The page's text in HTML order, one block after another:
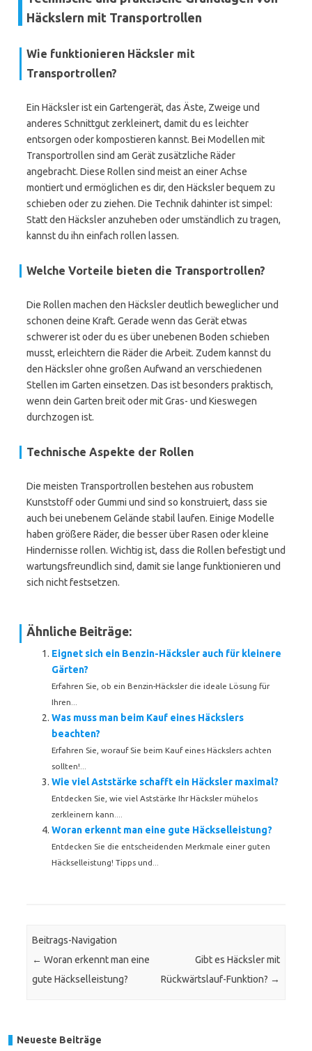
Häckslern mit Transportrollen
Wie funktionieren Häcksler mit
Transportrollen?
Ein Häcksler ist ein Gartengerät, das Äste, Zweige und
anderes Schnittgut zerkleinert, damit du es leichter
entsorgen oder kompostieren kannst. Bei Modellen mit
Transportrollen sind am Gerät zusätzliche Räder
angebracht. Diese Rollen sind meist an einer Achse
montiert und ermöglichen es dir, den Häcksler bequem zu
schieben oder zu ziehen. Die Technik dahinter ist simpel:
Statt den Häcksler anzuheben oder umständlich zu tragen,
kannst du ihn einfach rollen lassen.
Welche Vorteile bieten die Transportrollen?
Die Rollen machen den Häcksler deutlich beweglicher und
schonen deine Kraft. Gerade wenn das Gerät etwas
schwerer ist oder du es über unebenen Boden schieben
musst, erleichtern die Räder die Arbeit. Zudem kannst du
den Häcksler ohne großen Aufwand an verschiedenen
Stellen im Garten einsetzen. Das ist besonders praktisch,
wenn dein Garten breit oder mit Gras- und Kieswegen
durchzogen ist.
Technische Aspekte der Rollen
Die meisten Transportrollen bestehen aus robustem
Kunststoff oder Gummi und sind so konstruiert, dass sie
auch bei unebenem Gelände stabil laufen. Einige Modelle
haben größere Räder, die besser über Rasen oder kleine
Hindernisse rollen. Wichtig ist, dass die Rollen befestigt und
wartungsfreundlich sind, damit sie lange funktionieren und
sich nicht festsetzen.
Ähnliche Beiträge:
Eignet sich ein Benzin-Häcksler auch für kleinere
Gärten?
Erfahren Sie, ob ein Benzin-Häcksler die ideale Lösung für
Ihren...
Was muss man beim Kauf eines Häckslers
beachten?
Erfahren Sie, worauf Sie beim Kauf eines Häckslers achten
sollten!...
Wie viel Aststärke schafft ein Häcksler maximal?
Entdecken Sie, wie viel Aststärke Ihr Häcksler mühelos
zerkleinern kann....
Woran erkennt man eine gute Häckselleistung?
Entdecken Sie die entscheidenden Merkmale einer guten
Häckselleistung! Tipps und...
Beitrags-Navigation
← Woran erkennt man eine
gute Häckselleistung?
Gibt es Häcksler mit
Rückwärtslauf-Funktion? →
Neueste Beiträge